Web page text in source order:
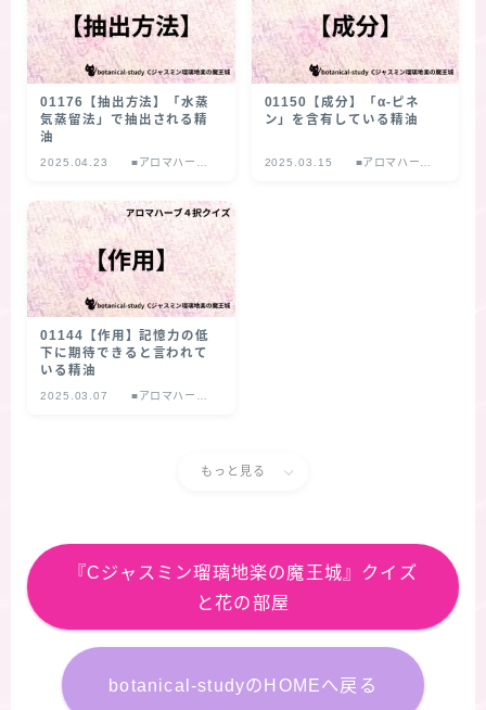
01176【抽出方法】「水蒸
気蒸留法」で抽出される精
油
2025.04.23
■アロマハーブ
01150【成分】「α‐ピネ
ン」を含有している精油
2025.03.15
■アロマハーブ
01144【作用】記憶力の低
下に期待できると言われて
いる精油
2025.03.07
■アロマハーブ
もっと見る
『Cジャスミン瑠璃地楽の魔王城』クイズ
と花の部屋
botanical-studyのHOMEへ戻る